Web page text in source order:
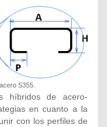
S355.
híbridos de acero-
en cuanto a la
con los perfiles de